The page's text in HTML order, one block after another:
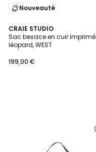
Nouveauté
CRAIE STUDIO
Sac besace en cuir imprimé
léopard, WEST
199,00 €